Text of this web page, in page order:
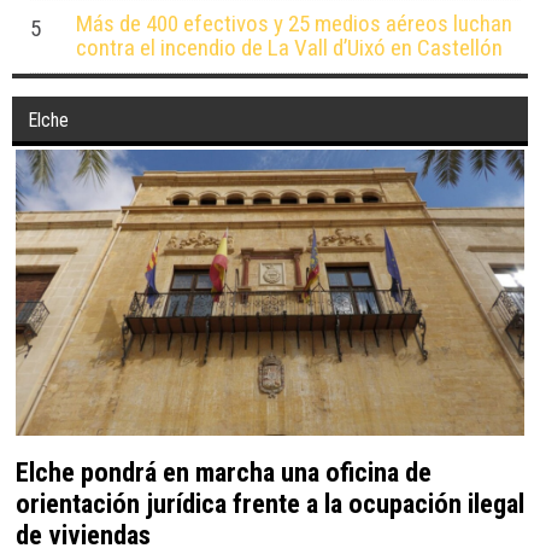
5
Más de 400 efectivos y 25 medios aéreos luchan
contra el incendio de La Vall d’Uixó en Castellón
Elche
Elche pondrá en marcha una oficina de
orientación jurídica frente a la ocupación ilegal
de viviendas